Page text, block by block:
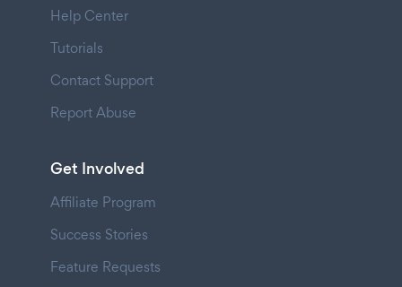
Help Center
Tutorials
Contact Support
Report Abuse
Get Involved
Affiliate Program
Success Stories
Feature Requests